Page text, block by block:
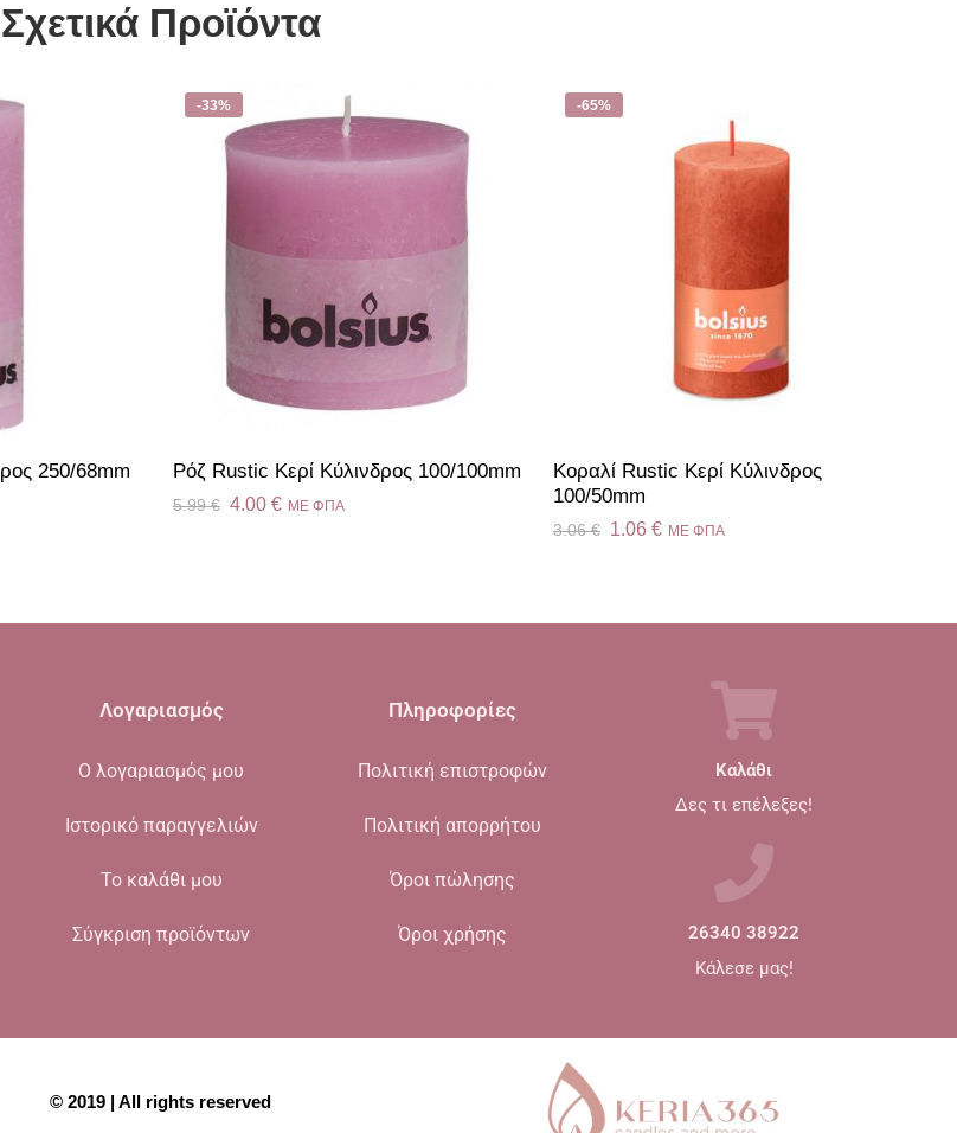
Σχετικά Προϊόντα
250/68mm
-33%
Ρόζ Rustic Κερί Κύλινδρος 100/100mm
5.99€ 4.00 € ME ΦΠΑ
-65%
Κοραλί Rustic Κερί Kύλινδρος
100/50mm
3.06€ 1.06 € ME ΦΠΑ
Λογαριασμός
Ο λογαριασμός μου
Ιστορικό παραγγελιών
Το καλάθι μου
Σύγκριση προϊόντων
Πληροφορίες
Πολιτική επιστροφών
Πολιτική απορρήτου
Όροι πώλησης
Όροι χρήσης
Καλάθι
Δες τι επέλεξες!
26340 38922
Κάλεσε μας!
© 2019 | All rights reserved